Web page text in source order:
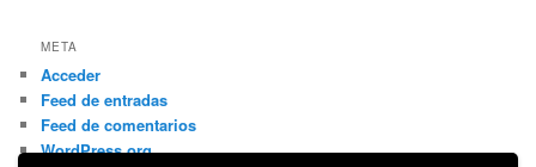
META
Acceder
Feed de entradas
Feed de comentarios
WordPress.org